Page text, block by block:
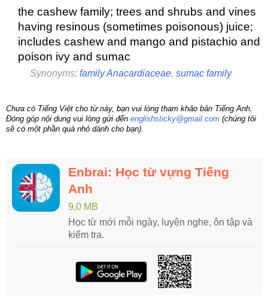
the cashew family; trees and shrubs and vines
having resinous (sometimes poisonous) juice;
includes cashew and mango and pistachio and
poison ivy and sumac
Synonyms: family Anacardiaceae, sumac family
Chưa có Tiếng Việt cho từ này, bạn vui lòng tham khảo bản Tiếng Anh.
Đóng góp nội dung vui lòng gửi đến englishsticky@gmail.com (chúng tôi
sẽ có một phần quà nhỏ dành cho bạn).
Enbrai: Học từ vựng Tiếng
Anh
9,0 MB
Học từ mới mỗi ngày, luyện nghe, ôn tập và
kiểm tra.